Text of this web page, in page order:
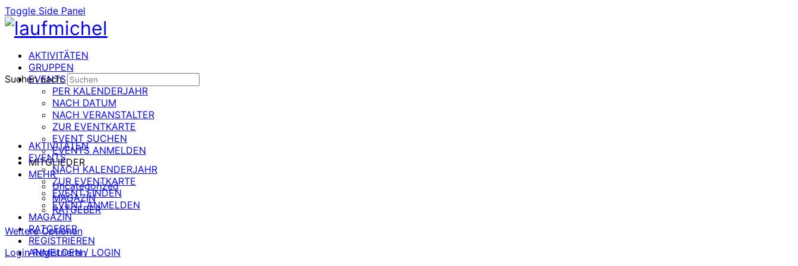
Toggle Side Panel
AKTIVITÄTEN
GRUPPEN
EVENTS
PER KALENDERJAHR
NACH DATUM
NACH VERANSTALTER
ZUR EVENTKARTE
EVENT SUCHEN
EVENTS ANMELDEN
MITGLIEDER
MEHR
Uncategorized
MAGAZIN
RATGEBER
Weitere Optionen
Login Registrieren
Suchen nach:
AKTIVITÄTEN
EVENTS
NACH KALENDERJAHR
ZUR EVENTKARTE
EVENT FINDEN
EVENT ANMELDEN
MAGAZIN
RATGEBER
REGISTRIEREN
ANMELDEN / LOGIN